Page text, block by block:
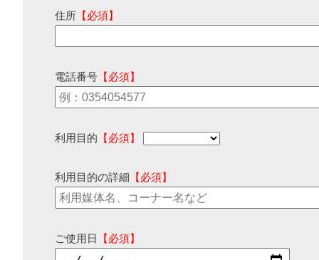
住所 【必須】
電話番号 【必須】
利用目的 【必須】
利用目的の詳細 【必須】
ご使用日 【必須】